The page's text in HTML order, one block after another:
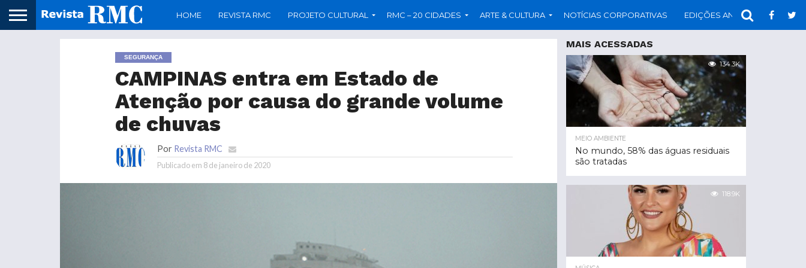
HOME REVISTA RMC PROJETO CULTURAL RMC – 20 CIDADES ARTE & CULTURA NOTÍCIAS CORPORATIVAS EDIÇÕES ANTERIORES
SEGURANÇA
CAMPINAS entra em Estado de
Atenção por causa do grande volume
de chuvas
Por Revista RMC
Publicado em 8 de janeiro de 2020
MAIS ACESSADAS
134.3K
MEIO AMBIENTE
No mundo, 58% das águas residuais
são tratadas
118.9K